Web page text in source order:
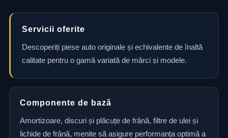
Servicii oferite
Descoperiți piese auto originale și echivalente de înaltă
calitate pentru o gamă variată de mărci și modele.
Componente de bază
Amortizoare, discuri și plăcuțe de frână, filtre de ulei și
lichide de frână, menite să asigure performanța optimă a